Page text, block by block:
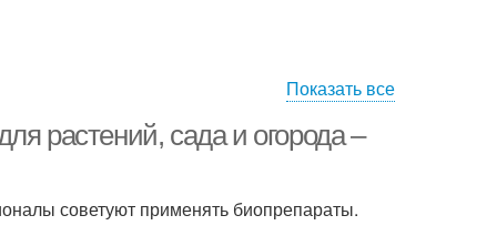
Показать все
растений, сада и огорода –
советуют применять биопрепараты.